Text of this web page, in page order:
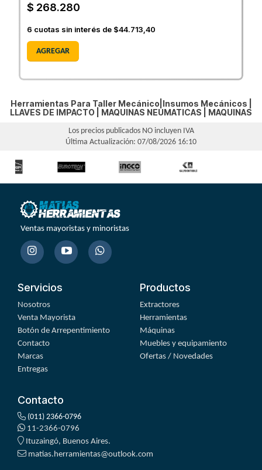
$ 268.280
6 cuotas sin interés de $44.713,40
AGREGAR
Herramientas Para Taller Mecánico|Insumos Mecánicos |
LLAVES DE IMPACTO
MAQUINAS NEUMATICAS MAQUINAS
Los precios publicados NO incluyen IVA
Última Actualización: 07/08/2026 16:10
Ventas mayoristas y minoristas
Servicios
Nosotros
Venta Mayorista
Botón de Arrepentimiento
Contacto
Marcas
Entregas
Productos
Extractores
Herramientas
Máquinas
Muebles y equipamiento
Ofertas / Novedades
Contacto
(011) 2366-0796
11-2366-0796
Ituzaingó, Buenos Aires.
matias.herramientas@outlook.com